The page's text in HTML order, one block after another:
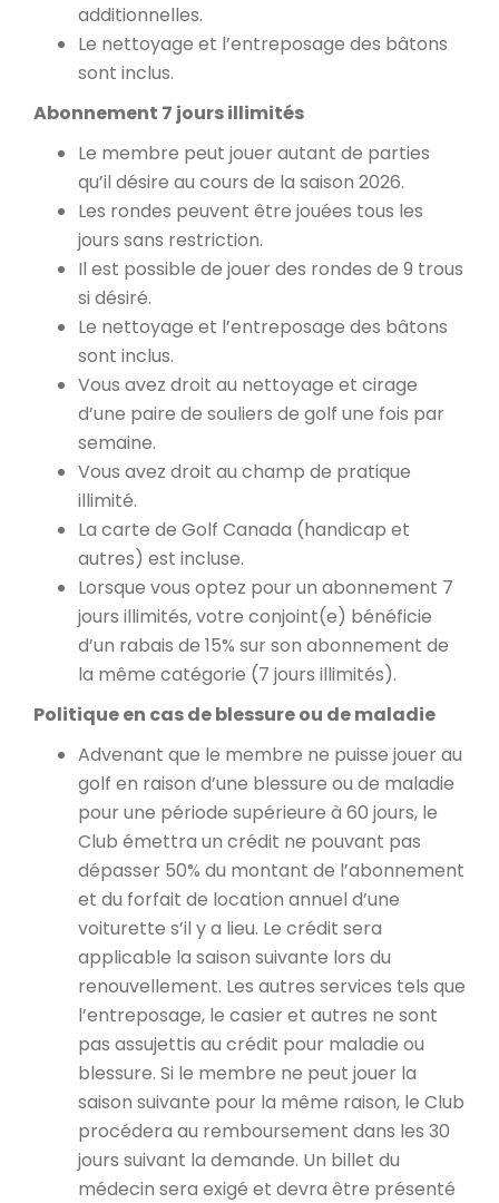
additionnelles.
Le nettoyage et l’entreposage des bâtons
sont inclus.
Abonnement 7 jours illimités
Le membre peut jouer autant de parties
qu’il désire au cours de la saison 2026.
Les rondes peuvent être jouées tous les
jours sans restriction.
Il est possible de jouer des rondes de 9 trous
si désiré.
Le nettoyage et l’entreposage des bâtons
sont inclus.
Vous avez droit au nettoyage et cirage
d’une paire de souliers de golf une fois par
semaine.
Vous avez droit au champ de pratique
illimité.
La carte de Golf Canada (handicap et
autres) est incluse.
Lorsque vous optez pour un abonnement 7
jours illimités, votre conjoint(e) bénéficie
d’un rabais de 15% sur son abonnement de
la même catégorie (7 jours illimités).
Politique en cas de blessure ou de maladie
Advenant que le membre ne puisse jouer au
golf en raison d’une blessure ou de maladie
pour une période supérieure à 60 jours, le
Club émettra un crédit ne pouvant pas
dépasser 50% du montant de l’abonnement
et du forfait de location annuel d’une
voiturette s’il y a lieu. Le crédit sera
applicable la saison suivante lors du
renouvellement. Les autres services tels que
l’entreposage, le casier et autres ne sont
pas assujettis au crédit pour maladie ou
blessure. Si le membre ne peut jouer la
saison suivante pour la même raison, le Club
procédera au remboursement dans les 30
jours suivant la demande. Un billet du
médecin sera exigé et devra être présenté